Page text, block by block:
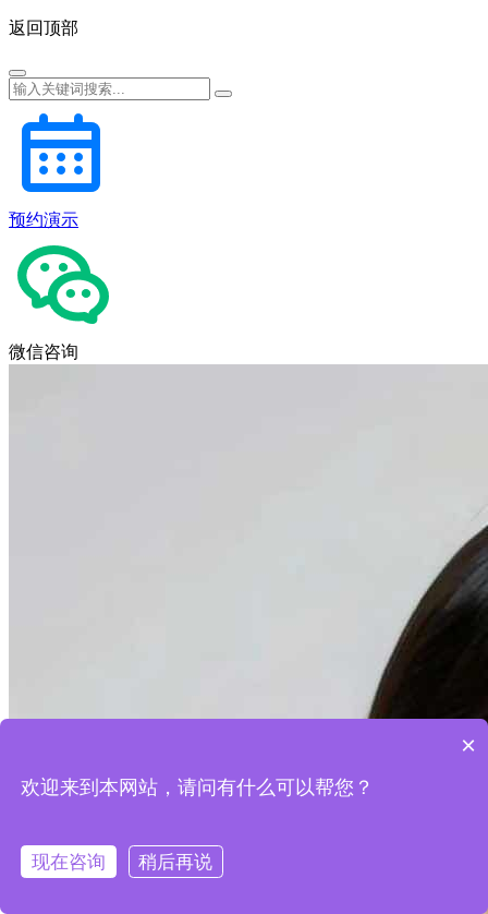
返回顶部
预约演示
微信咨询
×
欢迎来到本网站，请问有什么可以帮您？
现在咨询 稍后再说